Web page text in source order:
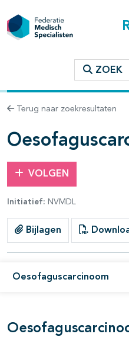
ZOEK
Terug naar zoekresultaten
VOLGEN
Initiatief: NVMDL
Bijlagen
Oesofaguscarcinoom
binnen deze richtlijn
open- en
open- en
open- en
open- en